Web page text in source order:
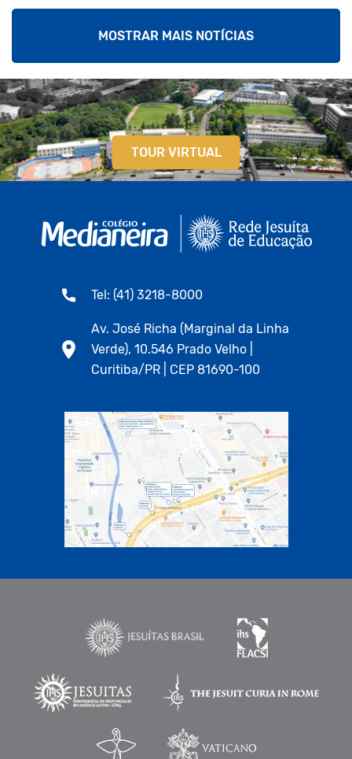
MOSTRAR MAIS NOTÍCIAS
TOUR VIRTUAL
Tel: (41) 3218-8000
Av. José Richa (Marginal da Linha
Verde), 10.546 Prado Velho |
Curitiba/PR | CEP 81690-100